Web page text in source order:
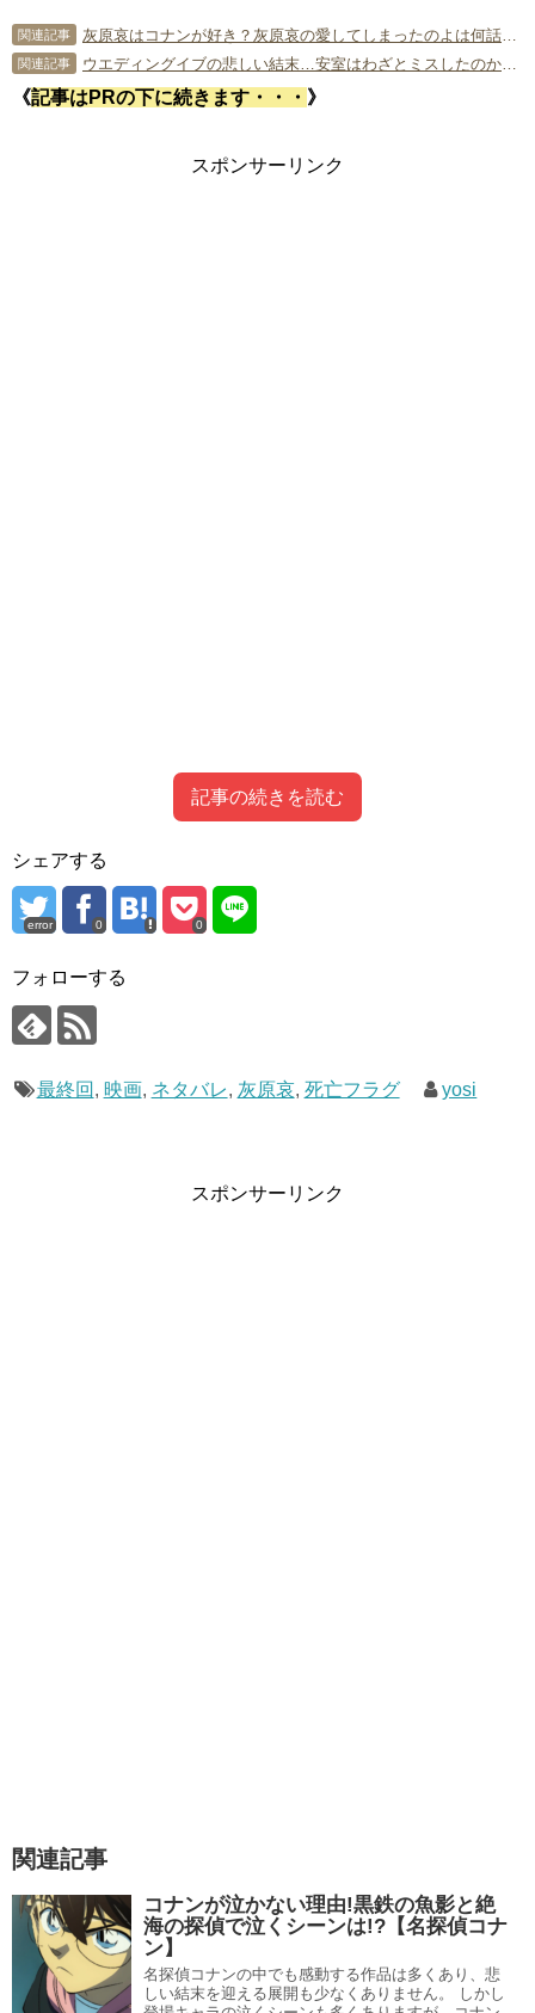
関連記事 灰原哀はコナンが好き？灰原哀の愛してしまったのよは何話かも解説【名探偵コナン】
関連記事 ウエディングイブの悲しい結末…安室はわざとミスしたのか【名探偵コナン】
《記事はPRの下に続きます・・・ 》
スポンサーリンク
記事の続きを読む
Contents
1灰原哀に死亡フラグ！
2灰原哀が映画で死亡？
灰原哀のネタバレ！
5まとめ
そもそも灰原哀は黒の組織でシェリーとして
「APTX4869」の開発をしていたため逃げた灰原哀を黒
の組織が追っています。
さらに灰原哀の家族は全員死亡しており、両親は火事で
灰原哀の最終回！
灰原哀の最終回の結末についてみんなが予想したのを紹介
幼児化したまま生きる
自首する
言うのもあり得そうですよね。
灰原哀にはハッピーエンドで終わって欲しいと思うので、
宮野志保に戻り阿笠博士の手伝いをして欲しいなと思いま
すね。
シェアする
error 0 0
フォローする
最終回 , 映画, ネタバレ, 灰原哀, 死亡フラグ yosi
スポンサーリンク
関連記事
コナンが泣かない理由!黒鉄の魚影と絶
海の探偵で泣くシーンは!?【名探偵コナ
ン】
名探偵コナンの中でも感動する作品は多くあり、悲
しい結末を迎える展開も少なくありません。 しかし